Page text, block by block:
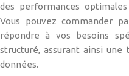
des performances
Vous pouvez commander
répondre à vos besoins
structuré, assurant ainsi
données.